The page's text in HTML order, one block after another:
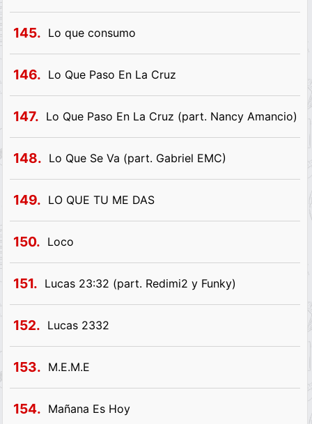
145. Lo que consumo
146. Lo Que Paso En La Cruz
147. Lo Que Paso En La Cruz (part. Nancy Amancio)
148. Lo Que Se Va (part. Gabriel EMC)
149. LO QUE TU ME DAS
150. Loco
151. Lucas 23:32 (part. Redimi2 y Funky)
152. Lucas 2332
153. M.E.M.E
154. Mañana Es Hoy